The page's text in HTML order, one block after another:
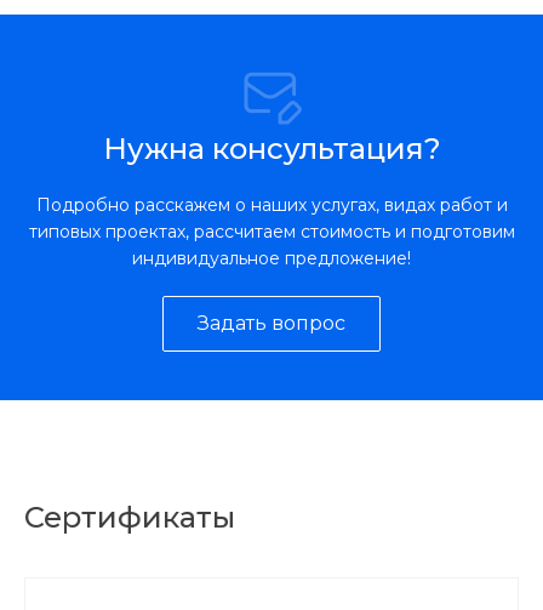
Нужна консультация?
Подробно расскажем о наших услугах, видах работ и
типовых проектах, рассчитаем стоимость и подготовим
индивидуальное предложение!
Задать вопрос
Сертификаты